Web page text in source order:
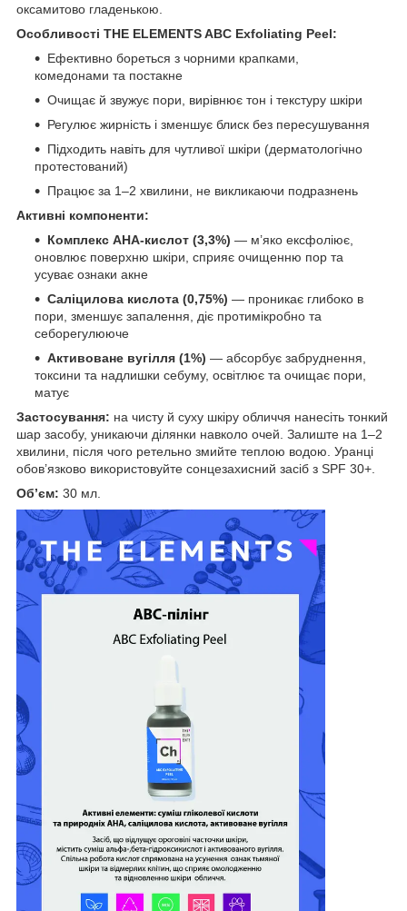
оксамитово гладенькою.
Особливості THE ELEMENTS ABC Exfoliating Peel:
Ефективно бореться з чорними крапками,
комедонами та постакне
Очищає й звужує пори, вирівнює тон і текстуру шкіри
Регулює жирність і зменшує блиск без пересушування
Підходить навіть для чутливої шкіри (дерматологічно
протестований)
Працює за 1–2 хвилини, не викликаючи подразнень
Активні компоненти:
Комплекс AHA-кислот (3,3%) — м’яко ексфоліює,
оновлює поверхню шкіри, сприяє очищенню пор та
усуває ознаки акне
Саліцилова кислота (0,75%) — проникає глибоко в
пори, зменшує запалення, діє протимікробно та
себорегулююче
Активоване вугілля (1%) — абсорбує забруднення,
токсини та надлишки себуму, освітлює та очищає пори,
матує
Застосування: на чисту й суху шкіру обличчя нанесіть тонкий
шар засобу, уникаючи ділянки навколо очей. Залиште на 1–2
хвилини, після чого ретельно змийте теплою водою. Уранці
обов’язково використовуйте сонцезахисний засіб з SPF 30+.
Об’єм: 30 мл.